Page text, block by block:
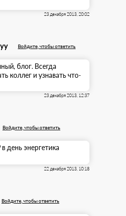
23 декабря 2013, 20:02
Войдите, чтобы ответить
блог. Всегда
коллег и узнавать что-
23 декабря 2013, 12:37
Войдите, чтобы ответить
день энергетика
22 декабря 2013, 10:18
Войдите, чтобы ответить